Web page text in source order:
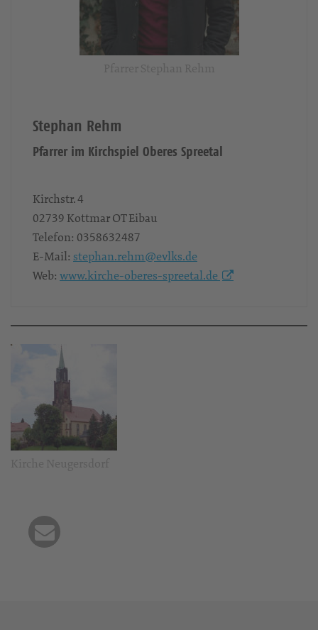
Stephan Rehm
Pfarrer im Kirchspiel Oberes Spreetal
Kirchstr. 4
02739 Kottmar OT Eibau
Telefon: 0358632487
E-Mail: stephan.rehm@evlks.de
Web: www.kirche-oberes-spreetal.de